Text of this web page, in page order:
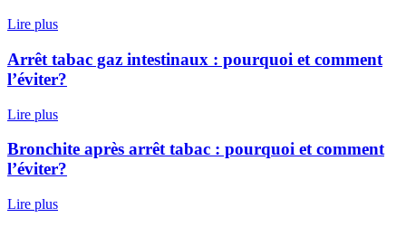
Lire plus
Arrêt tabac gaz intestinaux : pourquoi et comment
l’éviter?
Lire plus
Bronchite après arrêt tabac : pourquoi et comment
l’éviter?
Lire plus